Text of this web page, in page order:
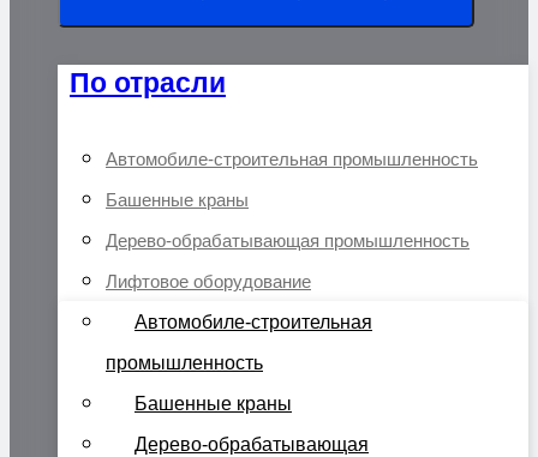
По отрасли
Автомобиле-строительная промышленность
Башенные краны
Дерево-обрабатывающая промышленность
Лифтовое оборудование
Автомобиле-строительная
промышленность
Башенные краны
Дерево-обрабатывающая